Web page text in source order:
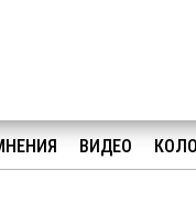
ВИДЕО